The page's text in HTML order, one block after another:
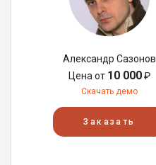
Александр Сазонов
Цена от 10 000₽
Скачать демо
Заказать